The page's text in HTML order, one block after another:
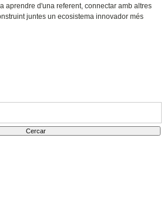
aprendre d'una referent, connectar amb altres
juntes un ecosistema innovador més